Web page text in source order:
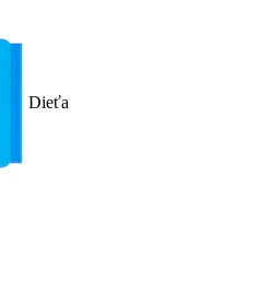
Dieťa